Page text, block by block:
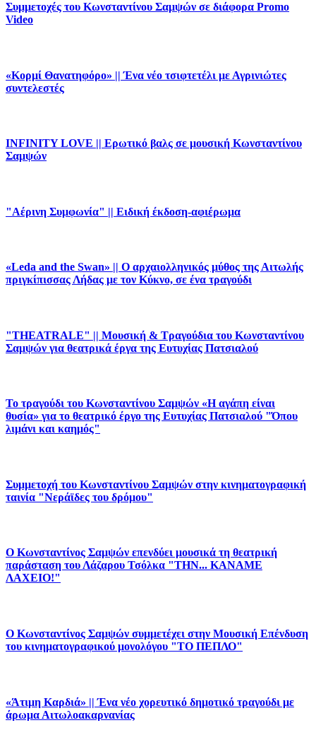
Συμμετοχές του Κωνσταντίνου Σαμψών σε διάφορα Promo
Video
«Κορμί Θανατηφόρο» || Ένα νέο τσιφτετέλι με Αγρινιώτες
συντελεστές
INFINITY LOVE || Ερωτικό βαλς σε μουσική Κωνσταντίνου
Σαμψών
"Αέρινη Συμφωνία" || Ειδική έκδοση-αφιέρωμα
«Leda and the Swan» || Ο αρχαιολληνικός μύθος της Αιτωλής
πριγκίπισσας Λήδας με τον Κύκνο, σε ένα τραγούδι
"THEATRALE" || Μουσική & Τραγούδια του Κωνσταντίνου
Σαμψών για θεατρικά έργα της Ευτυχίας Πατσιαλού
Το τραγούδι του Κωνσταντίνου Σαμψών «Η αγάπη είναι
θυσία» για το θεατρικό έργο της Ευτυχίας Πατσιαλού "Όπου
λιμάνι και καημός"
Συμμετοχή του Κωνσταντίνου Σαμψών στην κινηματογραφική
ταινία "Νεράϊδες του δρόμου"
Ο Κωνσταντίνος Σαμψών επενδύει μουσικά τη θεατρική
παράσταση του Λάζαρου Τσόλκα "ΤΗΝ... ΚΑΝΑΜΕ
ΛΑΧΕΙΟ!"
Ο Κωνσταντίνος Σαμψών συμμετέχει στην Μουσική Επένδυση
του κινηματογραφικού μονολόγου "ΤΟ ΠΕΠΛΟ"
«Άτιμη Καρδιά» || Ένα νέο χορευτικό δημοτικό τραγούδι με
άρωμα Αιτωλοακαρνανίας